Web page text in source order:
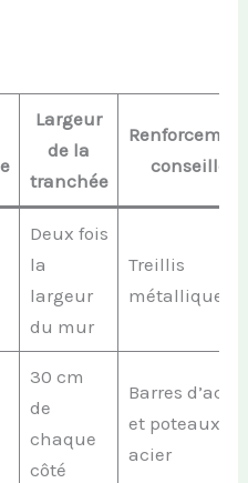
Largeur
de la
tranchée
conseillé
Deux fois
la
largeur
du mur
Treillis
métallique
30 cm
de
chaque
côté
Barres d’acier
et poteaux en
acier